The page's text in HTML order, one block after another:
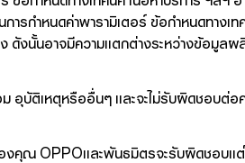
กำหนดค่าพารามิเตอร์ ข้อกำหนดทางเท
ง ดังนั้นอาจมีความแตกต่างระหว่างข้อ
อุบัติเหตุหรืออื่นๆ และจะไม่รับผิดชอบต่
องคุณ OPPOและพันธมิตรจะรับผิดชอบแ